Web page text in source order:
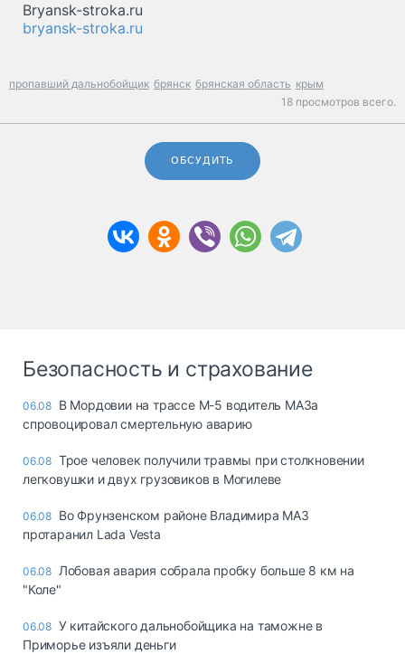
Bryansk-stroka.ru
bryansk-stroka.ru
пропавший дальнобойщик брянск брянская область крым
18 просмотров всего.
ОБСУДИТЬ
Безопасность и страхование
06.08 В Мордовии на трассе М-5 водитель МАЗа
спровоцировал смертельную аварию
06.08 Трое человек получили травмы при столкновении
легковушки и двух грузовиков в Могилеве
06.08 Во Фрунзенском районе Владимира МАЗ
протаранил Lada Vesta
06.08 Лобовая авария собрала пробку больше 8 км на
"Коле"
06.08 У китайского дальнобойщика на таможне в
Приморье изъяли деньги